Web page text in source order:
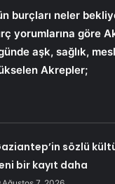
burçları neler
yorumlarına göre
aşk, sağlık,
Akrepler;
sözlü
bir kayıt daha